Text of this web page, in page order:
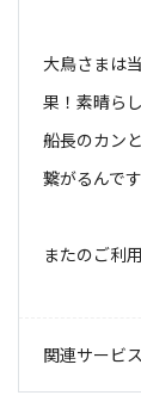
大鳥さまは
果！素晴ら
船長のカン
繋がるんで
またのご利
関連サービ